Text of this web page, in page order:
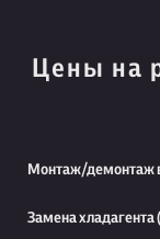
Цены на
Монтаж/демонтаж
Замена хладагента